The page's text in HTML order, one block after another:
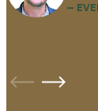
—